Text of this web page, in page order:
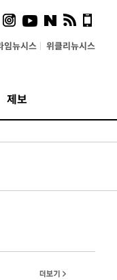
임뉴시스 위클리뉴시스
제보
국토부·LH에 충실히
것"